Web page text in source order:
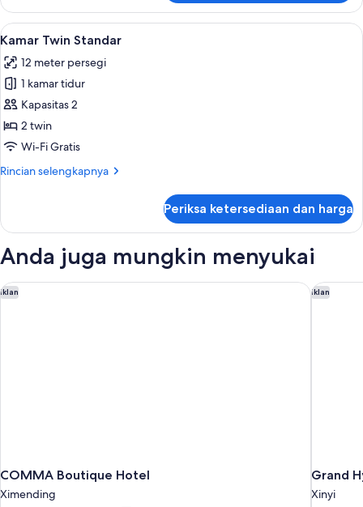
Kamar
Double
Standar,
jendela
Lihat
semua
foto
untuk
Kamar
Twin
Standar
Kamar Twin Standar | Brankas,
14
Kamar Twin Standar
12 meter persegi
1 kamar tidur
Kapasitas 2
2 twin
Wi-Fi Gratis
Rincian selengkapnya
Rincian
Kamar
Standar
Periksa ketersediaan dan harga
Anda juga mungkin menyukai
Iklan
COMMA Boutique Hotel
Ximending
COMMA Boutique Hotel Iklan
Grand
Xinyi
Grand